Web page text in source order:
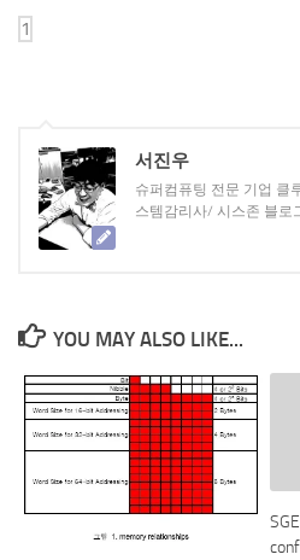
서진우
슈퍼컴퓨팅 전문 기업 클
스템감리사/ 시스존 블로
YOU MAY ALSO LIKE...